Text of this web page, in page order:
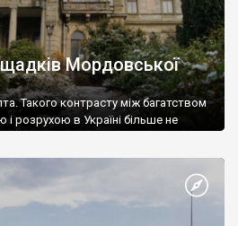
Мордовської
Такого контрасту між багатством
і розрухою в Україні більше не